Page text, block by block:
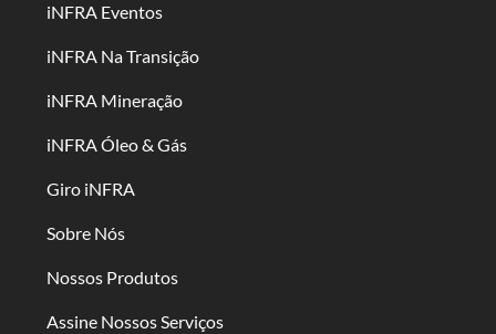
iNFRA Eventos
iNFRA Na Transição
iNFRA Mineração
iNFRA Óleo & Gás
Giro iNFRA
Sobre Nós
Nossos Produtos
Assine Nossos Serviços